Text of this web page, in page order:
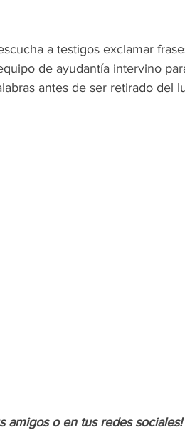
a testigos exclamar
de ayudantía intervino
antes de ser retirado del
amigos o en tus redes sociales!